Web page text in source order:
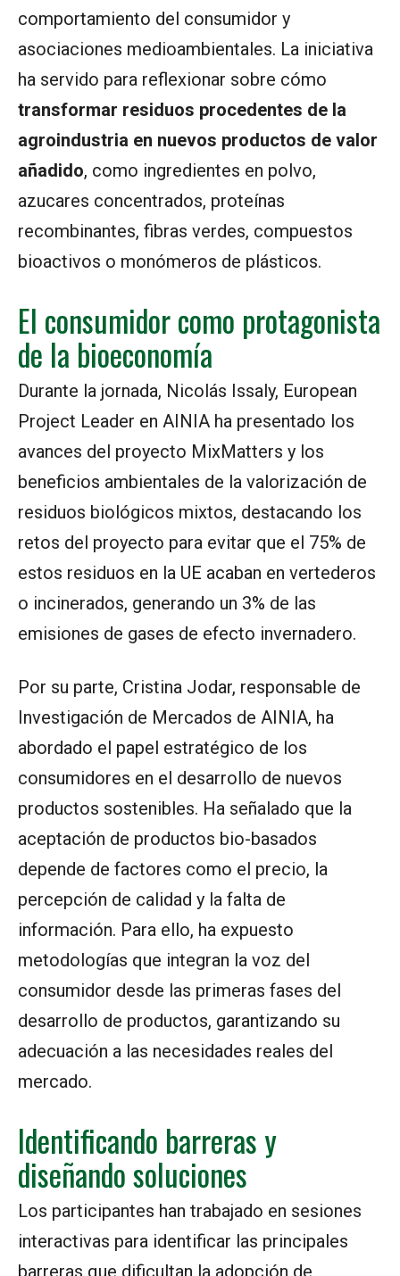
comportamiento del consumidor y
asociaciones medioambientales. La iniciativa
ha servido para reflexionar sobre cómo
transformar residuos procedentes de la
agroindustria en nuevos productos de valor
añadido, como ingredientes en polvo,
azucares concentrados, proteínas
recombinantes, fibras verdes, compuestos
bioactivos o monómeros de plásticos.
El consumidor como protagonista
de la bioeconomía
Durante la jornada, Nicolás Issaly, European
Project Leader en AINIA ha presentado los
avances del proyecto MixMatters y los
beneficios ambientales de la valorización de
residuos biológicos mixtos, destacando los
retos del proyecto para evitar que el 75% de
estos residuos en la UE acaban en vertederos
o incinerados, generando un 3% de las
emisiones de gases de efecto invernadero.
Por su parte, Cristina Jodar, responsable de
Investigación de Mercados de AINIA, ha
abordado el papel estratégico de los
consumidores en el desarrollo de nuevos
productos sostenibles. Ha señalado que la
aceptación de productos bio-basados
depende de factores como el precio, la
percepción de calidad y la falta de
información. Para ello, ha expuesto
metodologías que integran la voz del
consumidor desde las primeras fases del
desarrollo de productos, garantizando su
adecuación a las necesidades reales del
mercado.
Identificando barreras y
diseñando soluciones
Los participantes han trabajado en sesiones
interactivas para identificar las principales
barreras que dificultan la adopción de